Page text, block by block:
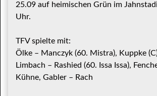
25.09 auf heimischen Grün im
Uhr.
TFV spielte mit:
Ölke – Manczyk (60. Mistra), Kuppke
Limbach – Rashied (60. Issa Issa),
Kühne, Gabler – Rach